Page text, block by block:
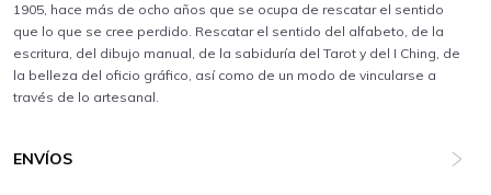
1905, hace más de ocho años que se ocupa de rescatar el sentido
que lo que se cree perdido. Rescatar el sentido del alfabeto, de la
escritura, del dibujo manual, de la sabiduría del Tarot y del I Ching, de
la belleza del oficio gráfico, así como de un modo de vincularse a
través de lo artesanal.
ENVÍOS